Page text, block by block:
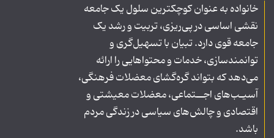
خانواده به عنوان کوچکترین سلول یک جامعه
نقشی اساسی در پی‌ریزی، تربیت و رشد یک
جامعه قوی دارد. تبیان با تسهیل‌گری و
توانمندسازی، خدمات و محتواهایی را ارائه
می‌دهد که بتواند گره‌گشای معضلات فرهنگی،
آسیـب‌های اجــتماعی، معضلات معیشتی و
اقتصادی و چالش‌های سیاسی در زندگی مردم
باشد.